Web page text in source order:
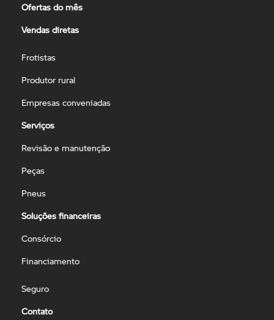
Ofertas do mês
Vendas diretas
Frotistas
Produtor rural
Empresas conveniadas
Serviços
Revisão e manutenção
Peças
Pneus
Soluções financeiras
Consórcio
Financiamento
Seguro
Contato